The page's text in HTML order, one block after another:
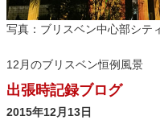
写真：ブリスベン中心部シテ
12月のブリスベン恒例風景
出張時記録ブログ
2015年12月13日